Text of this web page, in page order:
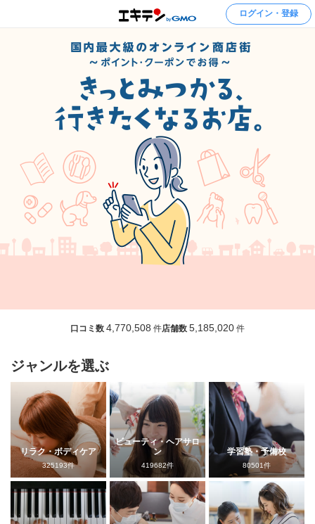
ログイン・登録
口コミ数 4,770,508 件店舗数 5,185,020 件
ジャンルを選ぶ
リラク・ボディケア
325193件
ビューティ・ヘアサロ
ン
419682件
学習塾・予備校
80501件